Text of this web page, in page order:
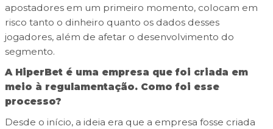
apostadores em um primeiro momento, colocam em
risco tanto o dinheiro quanto os dados desses
jogadores, além de afetar o desenvolvimento do
segmento.
A HiperBet é uma empresa que foi criada em
meio à regulamentação. Como foi esse
processo?
Desde o início, a ideia era que a empresa fosse criada